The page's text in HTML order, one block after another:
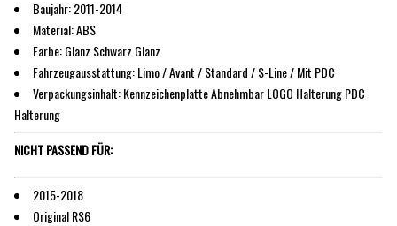
Baujahr: 2011-2014
Material: ABS
Farbe: Glanz Schwarz Glanz
Fahrzeugausstattung: Limo / Avant / Standard / S-Line / Mit PDC
Verpackungsinhalt: Kennzeichenplatte Abnehmbar LOGO Halterung PDC
Halterung
NICHT PASSEND FÜR:
2015-2018
Original RS6